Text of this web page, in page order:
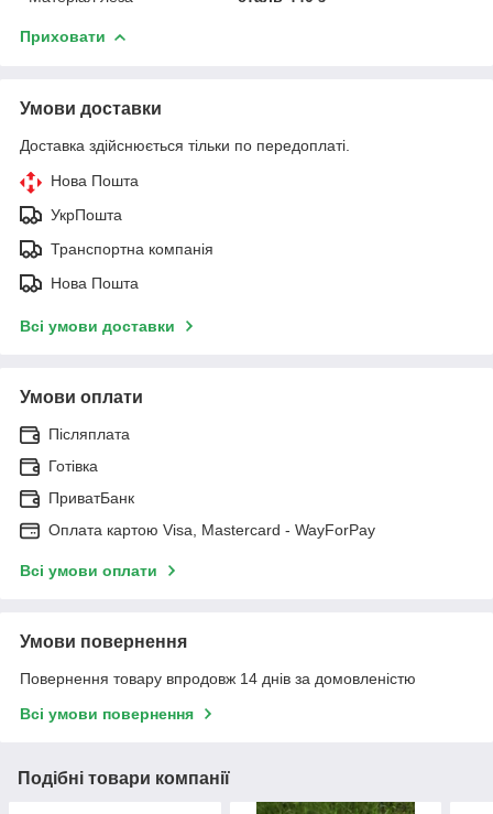
Приховати
Умови доставки
Доставка здійснюється тільки по передоплаті.
Нова Пошта
УкрПошта
Транспортна компанія
Нова Пошта
Всі умови доставки
Умови оплати
Післяплата
Готівка
ПриватБанк
Оплата картою Visa, Mastercard - WayForPay
Всі умови оплати
Умови повернення
Повернення товару впродовж 14 днів за домовленістю
Всі умови повернення
Подібні товари компанії